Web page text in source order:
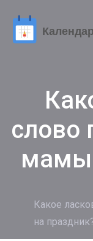
слово
мамы
Какое
на